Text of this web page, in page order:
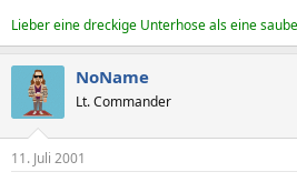
Lieber eine dreckige Unterhose als eine
NoName
Lt. Commander
11. Juli 2001